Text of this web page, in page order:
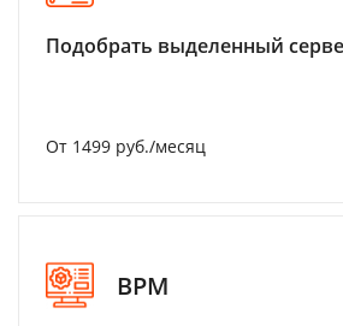
Подобрать выделенный
От 1499 руб./месяц
BPM